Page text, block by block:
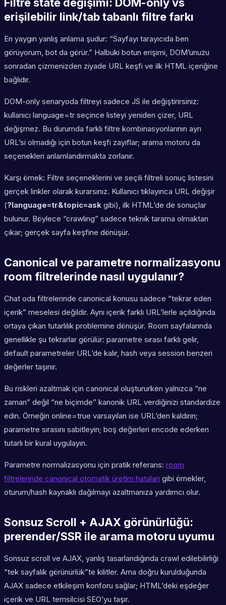
Filtre state değişimi: DOM-only vs
erişilebilir link/tab tabanlı filtre farkı
En yaygın yanlış anlama şudur: “Sayfayı tarayıcıda ben
görüyorum, bot da görür.” Halbuki botun erişimi, DOM’unuzu
sonradan çizmenizden ziyade URL keşfi ve ilk HTML içeriğine
bağlıdır.
DOM-only senaryoda filtreyi sadece JS ile değiştirirsiniz:
kullanıcı language=tr seçince listeyi yeniden çizer, URL
değişmez. Bu durumda farklı filtre kombinasyonlarının ayrı
URL’si olmadığı için botun keşfi zayıflar; arama motoru da
seçenekleri anlamlandırmakta zorlanır.
Karşı örnek: Filtre seçeneklerini ve seçili filtreli sonuç listesini
gerçek linkler olarak kurarsınız. Kullanıcı tıklayınca URL değişir
(?language=tr&topic=ask gibi), ilk HTML’de de sonuçlar
bulunur. Böylece “crawling” sadece teknik tarama olmaktan
çıkar; gerçek sayfa keşfine dönüşür.
Canonical ve parametre normalizasyonu
room filtrelerinde nasıl uygulanır?
Chat oda filtrelerinde canonical konusu sadece “tekrar eden
içerik” meselesi değildir. Aynı içerik farklı URL’lerle açıldığında
ortaya çıkan tutarlılık problemine dönüşür. Room sayfalarında
genellikle şu tekrarlar görülür: parametre sırası farklı gelir,
default parametreler URL’de kalır, hash veya session benzeri
değerler taşınır.
Bu riskleri azaltmak için canonical oluştururken yalnızca “ne
zaman” değil “ne biçimde” kanonik URL verdiğinizi standardize
edin. Örneğin online=true varsayılan ise URL’den kaldırın;
parametre sırasını sabitleyin; boş değerleri encode ederken
tutarlı bir kural uygulayın.
Parametre normalizasyonu için pratik referans: room
filtrelerinde canonical otomatik üretim hataları gibi örnekler,
oturum/hash kaynaklı dağılmayı azaltmanıza yardımcı olur.
Sonsuz Scroll + AJAX görünürlüğü:
prerender/SSR ile arama motoru uyumu
Sonsuz scroll ve AJAX, yanlış tasarlandığında crawl edilebilirliği
“tek sayfalık görünürlük”te kilitler. Ama doğru kurulduğunda
AJAX sadece etkileşim konforu sağlar; HTML’deki eşdeğer
içerik ve URL temsilcisi SEO’yu taşır.